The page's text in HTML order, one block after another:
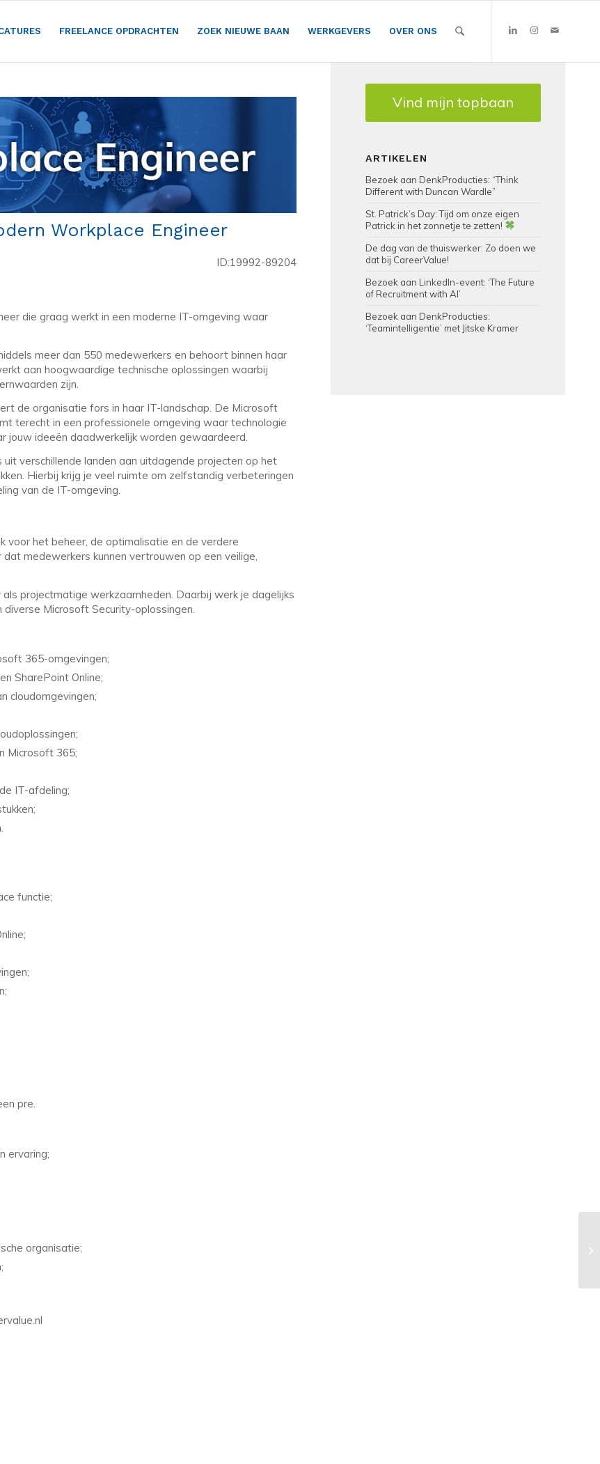
FREELANCE OPDRACHTEN ZOEK NIEUWE BAAN WERKGEVERS OVER ONS
Workplace Engineer
ID:19992-89204
die graag werkt in een moderne IT-omgeving waar
meer dan 550 medewerkers en behoort binnen haar
aan hoogwaardige technische oplossingen waarbij
zijn.
de organisatie fors in haar IT-landschap. De Microsoft
terecht in een professionele omgeving waar technologie
ideeën daadwerkelijk worden gewaardeerd.
verschillende landen aan uitdagende projecten op het
Hierbij krijg je veel ruimte om zelfstandig verbeteringen
van de IT-omgeving.
voor het beheer, de optimalisatie en de verdere
medewerkers kunnen vertrouwen op een veilige,
projectmatige werkzaamheden. Daarbij werk je dagelijks
Microsoft Security-oplossingen.
365-omgevingen;
SharePoint Online;
cloudomgevingen;
Microsoft 365;
IT-afdeling;
functie;
pre.
ervaring;
organisatie;
Vind mijn topbaan
ARTIKELEN
Bezoek aan DenkProducties: “Think
Different with Duncan Wardle”
St. Patrick’s Day: Tijd om onze eigen
Patrick in het zonnetje te zetten!
De dag van de thuiswerker: Zo doen we
dat bij CareerValue!
Bezoek aan LinkedIn-event: ‘The Future
of Recruitment with AI’
Bezoek aan DenkProducties:
‘Teamintelligentie’ met Jitske Kramer
in